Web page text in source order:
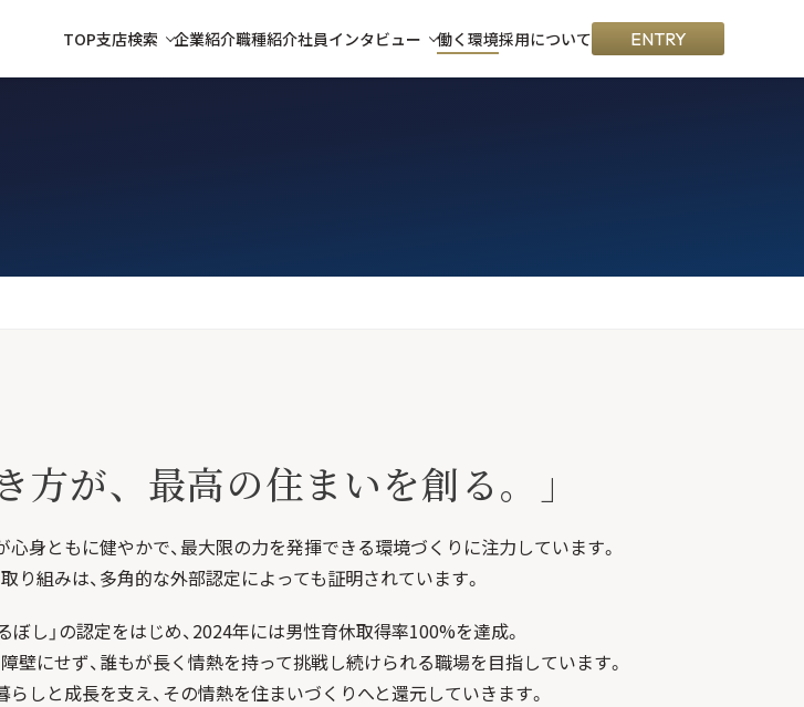
TOP支店検索 企業紹介職種紹介社員インタビュー 働く環境採用について ENTRY
方が、最高の住まいを創る。」
心身ともに健やかで、最大限の力を発揮できる環境づくりに注力しています。
組みは、多角的な外部認定によっても証明されています。
ぼし」の認定をはじめ、2024年には男性育休取得率100%を達成。
壁にせず、誰もが長く情熱を持って挑戦し続けられる職場を目指しています。
しと成長を支え、その情熱を住まいづくりへと還元していきます。